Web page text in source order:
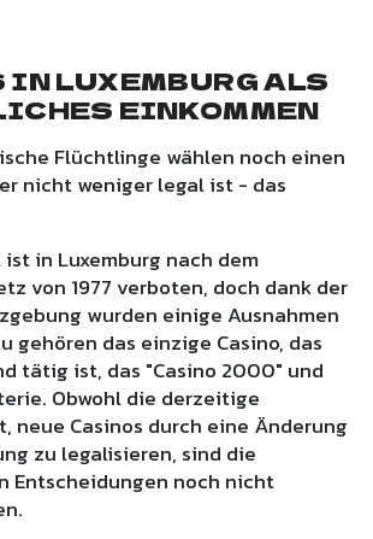
LUXEMBURG ALS
EINKOMMEN
Flüchtlinge wählen noch einen
nicht weniger legal ist - das
ist in Luxemburg nach dem
von 1977 verboten, doch dank der
wurden einige Ausnahmen
gehören das einzige Casino, das
tätig ist, das "Casino 2000" und
Obwohl die derzeitige
neue Casinos durch eine Änderung
zu legalisieren, sind die
Entscheidungen noch nicht